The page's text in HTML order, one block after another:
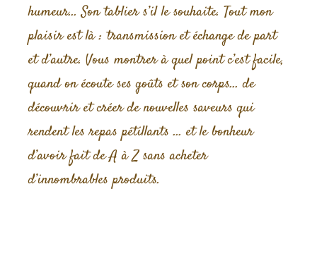
humeur… Son tablier s’il le souhaite. Tout mon
plaisir est là : transmission et échange de part
et d’autre. Vous montrer à quel point c’est facile,
quand on écoute ses goûts et son corps… de
découvrir et créer de nouvelles saveurs qui
rendent les repas pétillants … et le bonheur
d’avoir fait de A à Z sans acheter
d’innombrables produits.